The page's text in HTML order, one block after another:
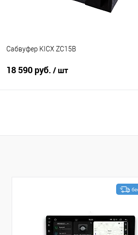
Сабвуфер KICX ZC15B
18 590 руб. / шт
Сравнение В избранное